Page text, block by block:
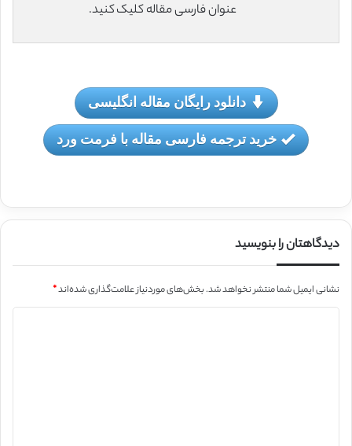
عنوان فارسی مقاله کلیک کنید.
دانلود رایگان مقاله انگلیسی
خرید ترجمه فارسی مقاله با فرمت ورد
دیدگاهتان را بنویسید
نشانی ایمیل شما منتشر نخواهد شد.بخش‌های موردنیاز علامت‌گذاری شده‌اند*